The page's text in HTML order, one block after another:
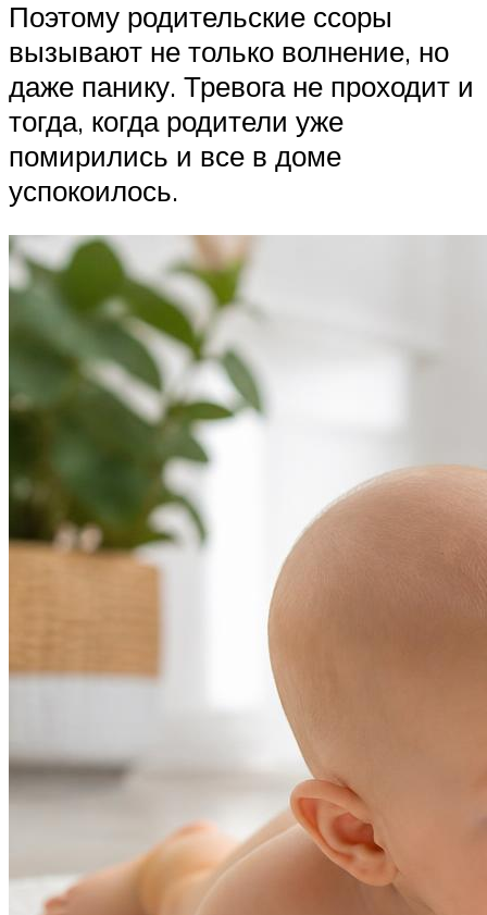
Поэтому родительские ссоры
вызывают не только волнение, но
даже панику. Тревога не проходит и
тогда, когда родители уже
помирились и все в доме
успокоилось.